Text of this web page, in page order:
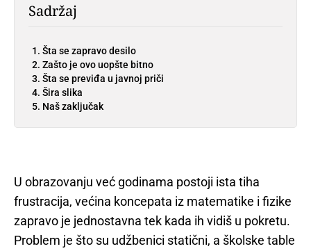
Sadržaj
Šta se zapravo desilo
Zašto je ovo uopšte bitno
Šta se previđa u javnoj priči
Šira slika
Naš zaključak
U obrazovanju već godinama postoji ista tiha
frustracija, većina koncepata iz matematike i fizike
zapravo je jednostavna tek kada ih vidiš u pokretu.
Problem je što su udžbenici statični, a školske table